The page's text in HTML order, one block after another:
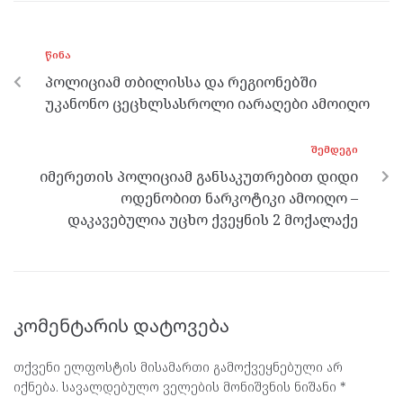
o
o
k
er m p
p
ᲬᲘᲜᲐ
პოლიციამ თბილისსა და რეგიონებში
უკანონო ცეცხლსასროლი იარაღები ამოიღო
ᲨᲔᲛᲓᲔᲒᲘ
იმერეთის პოლიციამ განსაკუთრებით დიდი
ოდენობით ნარკოტიკი ამოიღო –
დაკავებულია უცხო ქვეყნის 2 მოქალაქე
კომენტარის დატოვება
თქვენი ელფოსტის მისამართი გამოქვეყნებული არ
იქნება. სავალდებულო ველების მონიშვნის ნიშანი *